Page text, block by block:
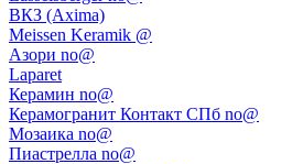
ВКЗ (Axima)
Meissen Keramik @
Азори no@
Laparet
Керамин no@
Керамогранит Контакт СПб no@
Мозаика no@
Пиастрелла no@